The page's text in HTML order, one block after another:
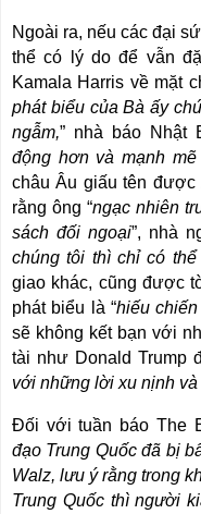
Ngoài ra, nếu các đại
thể có lý do để vẫn
Kamala Harris về mặt
phát biểu của Bà ấy
ngẫm,” nhà báo Nhật
động hơn và mạnh
châu Âu giấu tên được
rằng ông “ngạc nhiên
sách đối ngoại”, nhà
chúng tôi thì chỉ có
giao khác, cũng được
phát biểu là “hiếu
sẽ không kết bạn với
tài như Donald Trump
với những lời xu nịnh và
Đối với tuần báo The
đạo Trung Quốc đã bị
Walz, lưu ý rằng trong
Trung Quốc thì người